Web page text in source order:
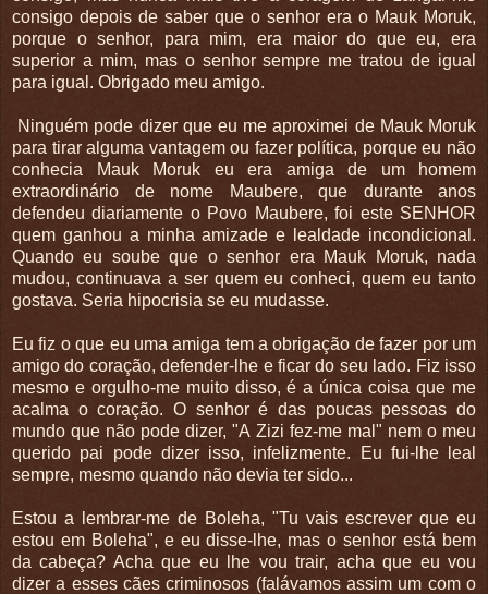
consigo depois de saber que o senhor era o Mauk Moruk,
porque o senhor, para mim, era maior do que eu, era
superior a mim, mas o senhor sempre me tratou de igual
para igual. Obrigado meu amigo.
Ninguém pode dizer que eu me aproximei de Mauk Moruk
para tirar alguma vantagem ou fazer política, porque eu não
conhecia Mauk Moruk eu era amiga de um homem
extraordinário de nome Maubere, que durante anos
defendeu diariamente o Povo Maubere, foi este SENHOR
quem ganhou a minha amizade e lealdade incondicional.
Quando eu soube que o senhor era Mauk Moruk, nada
mudou, continuava a ser quem eu conheci, quem eu tanto
gostava. Seria hipocrisia se eu mudasse.
Eu fiz o que eu uma amiga tem a obrigação de fazer por um
amigo do coração, defender-lhe e ficar do seu lado. Fiz isso
mesmo e orgulho-me muito disso, é a única coisa que me
acalma o coração. O senhor é das poucas pessoas do
mundo que não pode dizer, "A Zizi fez-me mal" nem o meu
querido pai pode dizer isso, infelizmente. Eu fui-lhe leal
sempre, mesmo quando não devia ter sido...
Estou a lembrar-me de Boleha, "Tu vais escrever que eu
estou em Boleha", e eu disse-lhe, mas o senhor está bem
da cabeça? Acha que eu lhe vou trair, acha que eu vou
dizer a esses cães criminosos (falávamos assim um com o